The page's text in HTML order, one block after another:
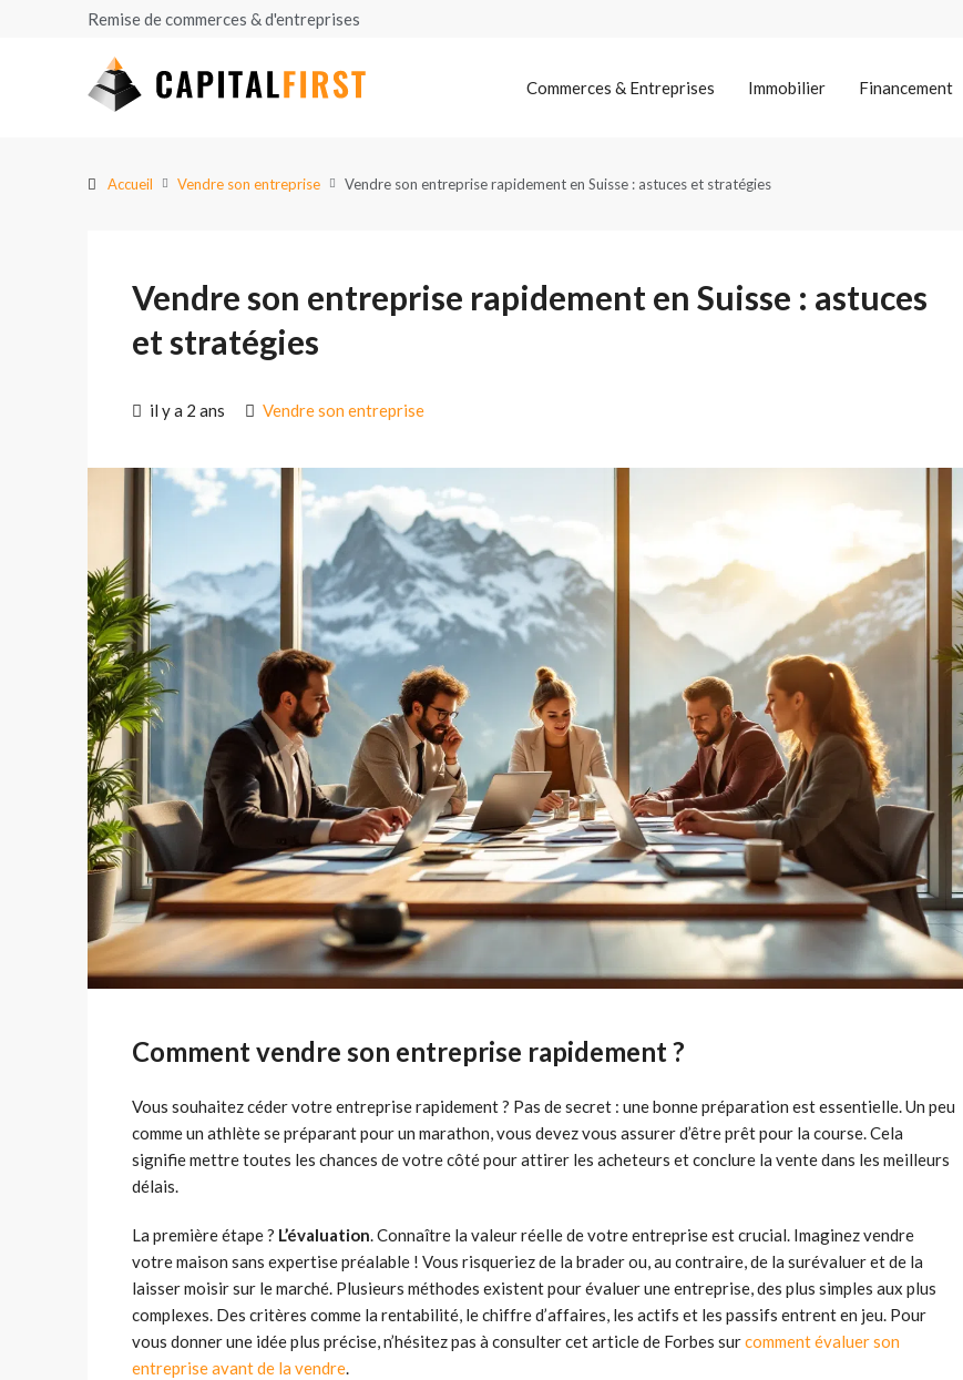
Remise de commerces & d'entreprises
Commerces & Entreprises Immobilier Financement
Accueil Vendre son entreprise Vendre son entreprise rapidement en Suisse : astuces et stratégies
Vendre son entreprise rapidement en Suisse : astuces
et stratégies
il y a 2 ans Vendre son entreprise
Comment vendre son entreprise rapidement ?
Vous souhaitez céder votre entreprise rapidement ? Pas de secret : une bonne préparation est essentielle. Un peu
comme un athlète se préparant pour un marathon, vous devez vous assurer d’être prêt pour la course. Cela
signifie mettre toutes les chances de votre côté pour attirer les acheteurs et conclure la vente dans les meilleurs
délais.
La première étape ? L’évaluation. Connaître la valeur réelle de votre entreprise est crucial. Imaginez vendre
votre maison sans expertise préalable ! Vous risqueriez de la brader ou, au contraire, de la surévaluer et de la
laisser moisir sur le marché. Plusieurs méthodes existent pour évaluer une entreprise, des plus simples aux plus
complexes. Des critères comme la rentabilité, le chiffre d’affaires, les actifs et les passifs entrent en jeu. Pour
vous donner une idée plus précise, n’hésitez pas à consulter cet article de Forbes surcomment évaluer son
entreprise avant de la vendre.